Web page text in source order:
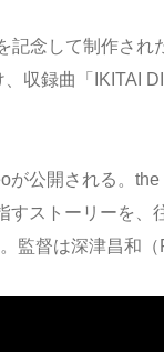
記念して制作され
収録曲「IKITAI
が公開される。
すストーリーを
監督は深津昌和（